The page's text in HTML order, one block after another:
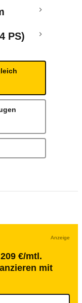
PS)
Anzeige
€/mtl.
mit